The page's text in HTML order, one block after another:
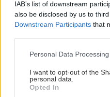
IAB’s list of downstream
also be disclosed by us to
Downstream Participants that
Please note that this website/
not limited to your visit or
grant or deny consent to
use your data for below
Personal Data
I want to opt-out of the
personal data.
Opted In
παραλία για την πρώτη
στο μυαλό μας είναι, ας
μικροπράγματα. Με τις